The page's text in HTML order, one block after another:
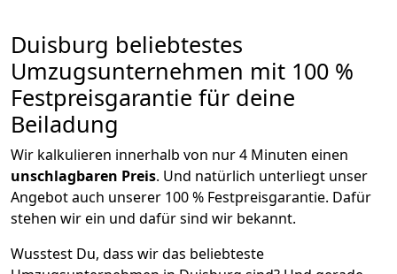
Duisburg beliebtestes
Umzugsunternehmen mit 100 %
Festpreisgarantie für deine
Beiladung
Wir kalkulieren innerhalb von nur 4 Minuten einen
unschlagbaren Preis. Und natürlich unterliegt unser
Angebot auch unserer 100 % Festpreisgarantie. Dafür
stehen wir ein und dafür sind wir bekannt.
Wusstest Du, dass wir das beliebteste